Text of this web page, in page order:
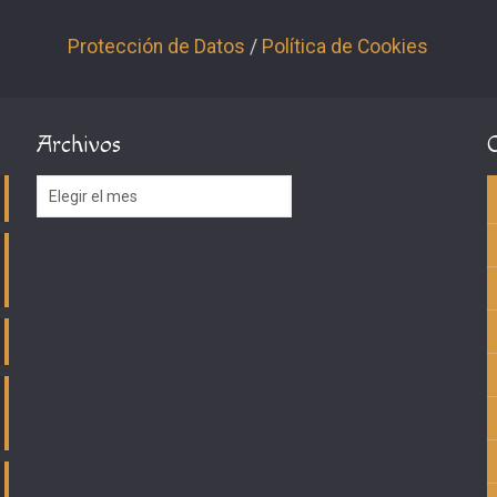
Protección de Datos / Política de Cookies
Archivos
Archivos